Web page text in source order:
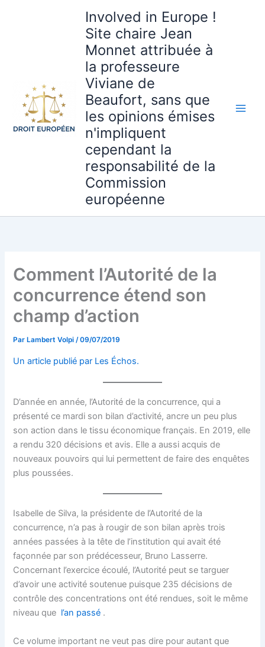
Involved in Europe !
Site chaire Jean
Monnet attribuée à
la professeure
Viviane de
Beaufort, sans que
les opinions émises
n'impliquent
cependant la
responsabilité de la
Commission
européenne
Comment l’Autorité de la
concurrence étend son
champ d’action
Par Lambert Volpi/09/07/2019
Un article publié par Les Échos.
D’année en année, l’Autorité de la concurrence, qui a
présenté ce mardi son bilan d’activité, ancre un peu plus
son action dans le tissu économique français. En 2019, elle
a rendu 320 décisions et avis. Elle a aussi acquis de
nouveaux pouvoirs qui lui permettent de faire des enquêtes
plus poussées.
Isabelle de Silva, la présidente de l’Autorité de la
concurrence, n’a pas à rougir de son bilan après trois
années passées à la tête de l’institution qui avait été
façonnée par son prédécesseur, Bruno Lasserre.
Concernant l’exercice écoulé, l’Autorité peut se targuer
d’avoir une activité soutenue puisque 235 décisions de
contrôle des concentrations ont été rendues, soit le même
niveau que l’an passé .
Ce volume important ne veut pas dire pour autant que